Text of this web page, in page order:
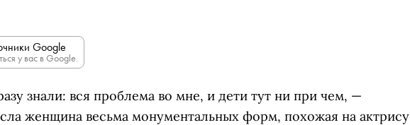
Google
у вас в Google.
знали: вся проблема во мне, и дети тут ни при чем, —
женщина весьма монументальных форм, похожая на актрису